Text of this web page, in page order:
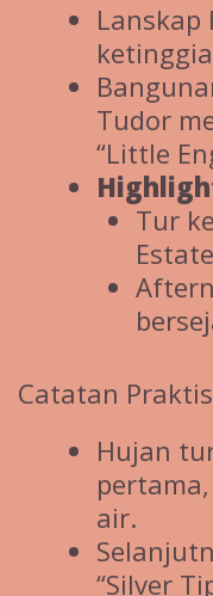
Lanskap
Tudor
“Little
Tur
Catatan Praktis
Hujan
air.
“Silver